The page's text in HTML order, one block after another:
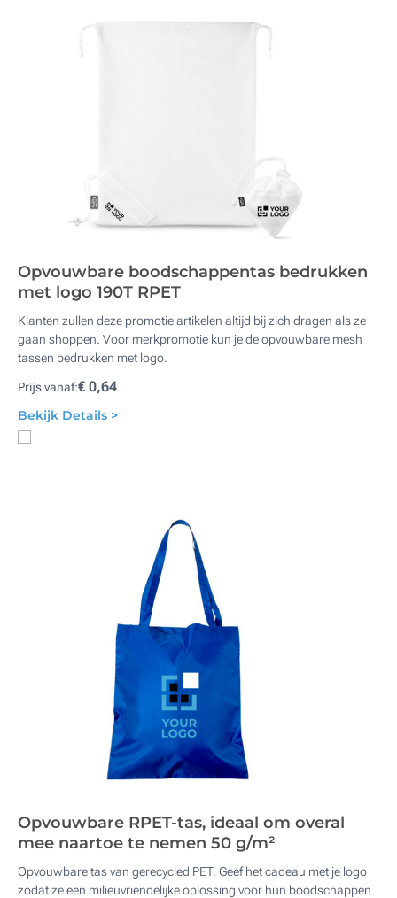
Opvouwbare boodschappentas bedrukken
met logo 190T RPET
Klanten zullen deze promotie artikelen altijd bij zich dragen als ze
gaan shoppen. Voor merkpromotie kun je de opvouwbare mesh
tassen bedrukken met logo.
Prijs vanaf:€ 0,64
Bekijk Details >
Opvouwbare RPET-tas, ideaal om overal
mee naartoe te nemen 50 g/m²
Opvouwbare tas van gerecycled PET. Geef het cadeau met je logo
zodat ze een milieuvriendelijke oplossing voor hun boodschappen